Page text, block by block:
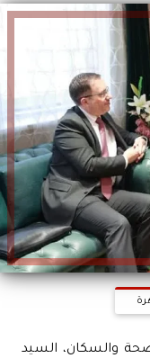
والسكان، السيد